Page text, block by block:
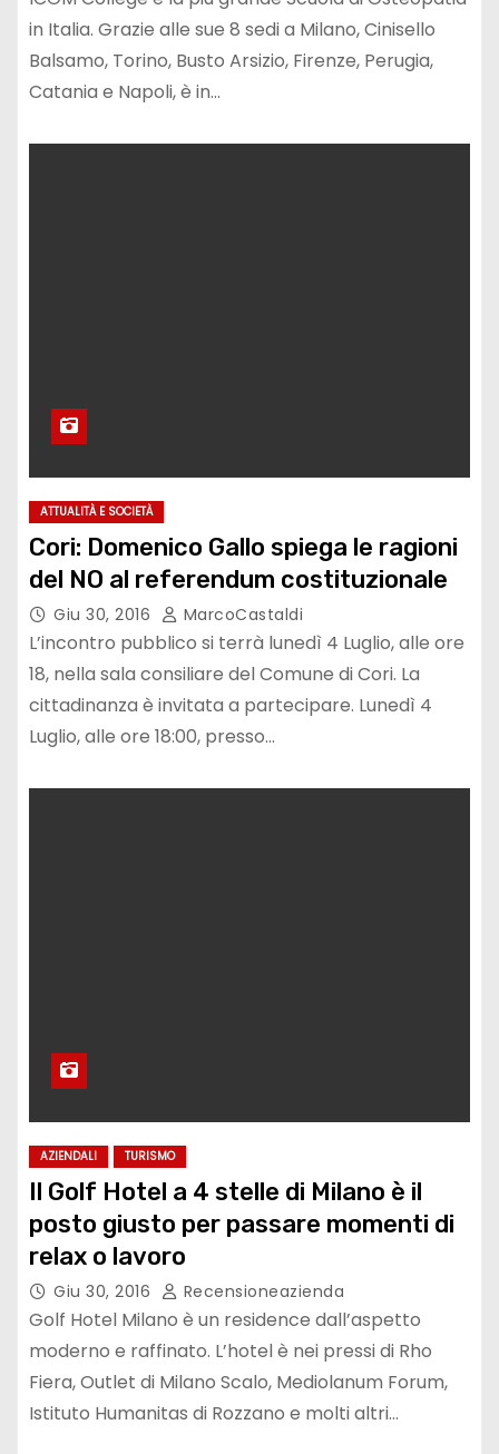
in Italia. Grazie alle sue 8 sedi a Milano, Cinisello
Balsamo, Torino, Busto Arsizio, Firenze, Perugia,
Catania e Napoli, è in…
ATTUALITÀ E SOCIETÀ
Cori: Domenico Gallo spiega le ragioni
del NO al referendum costituzionale
Giu 30, 2016 MarcoCastaldi
L’incontro pubblico si terrà lunedì 4 Luglio, alle ore
18, nella sala consiliare del Comune di Cori. La
cittadinanza è invitata a partecipare. Lunedì 4
Luglio, alle ore 18:00, presso…
AZIENDALI TURISMO
Il Golf Hotel a 4 stelle di Milano è il
posto giusto per passare momenti di
relax o lavoro
Giu 30, 2016 Recensioneazienda
Golf Hotel Milano è un residence dall’aspetto
moderno e raffinato. L’hotel è nei pressi di Rho
Fiera, Outlet di Milano Scalo, Mediolanum Forum,
Istituto Humanitas di Rozzano e molti altri…